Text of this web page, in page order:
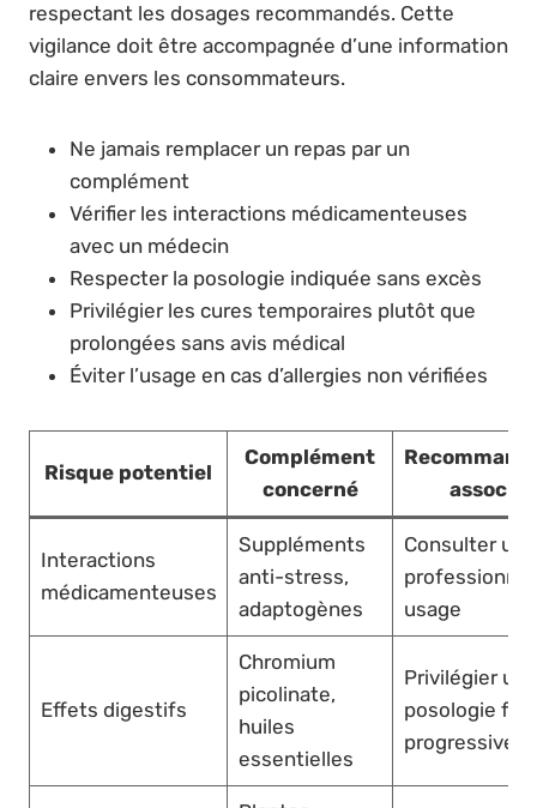
respectant les dosages recommandés. Cette
vigilance doit être accompagnée d’une information
claire envers les consommateurs.
Ne jamais remplacer un repas par un
complément
Vérifier les interactions médicamenteuses
avec un médecin
Respecter la posologie indiquée sans excès
Privilégier les cures temporaires plutôt que
prolongées sans avis médical
Éviter l’usage en cas d’allergies non vérifiées
Risque potentiel
Complément
concerné
Interactions
médicamenteuses
Suppléments
anti-stress,
adaptogènes
Consulter un
usage
Effets digestifs
Chromium
picolinate,
huiles
essentielles
Privilégier une
posologie
progressive